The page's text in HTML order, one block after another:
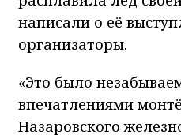
написали о её
организаторы.
«Это было
впечатлениями
Назаровского